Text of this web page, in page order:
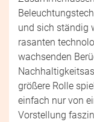
und sich ständig
rasanten
wachsenden
größere Rolle
einfach nur von
Vorstellung